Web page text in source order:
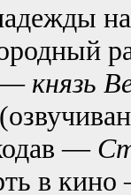
— князь
—
в